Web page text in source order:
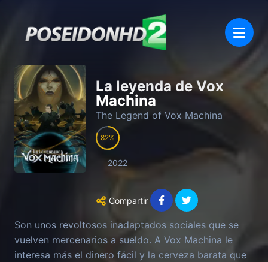
La leyenda de Vox
Machina
The Legend of Vox Machina
82
2022
Compartir
Son unos revoltosos inadaptados sociales que se
vuelven mercenarios a sueldo. A Vox Machina le
interesa más el dinero fácil y la cerveza barata que